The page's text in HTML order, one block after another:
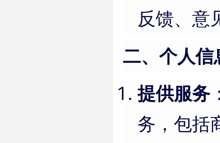
反馈、意
二、个人信
提供服务
务，包括